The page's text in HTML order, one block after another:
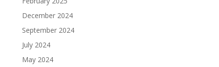
December 2024
September 2024
July 2024
May 2024